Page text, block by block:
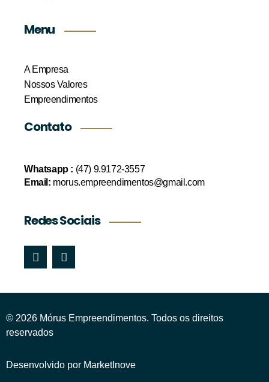
Menu
A Empresa
Nossos Valores
Empreendimentos
Contato
Whatsapp : (47) 9.9172-3557
Email: morus.empreendimentos@gmail.com
Redes Sociais
© 2026 Mórus Empreendimentos. Todos os direitos
reservados
Desenvolvido por MarketInove